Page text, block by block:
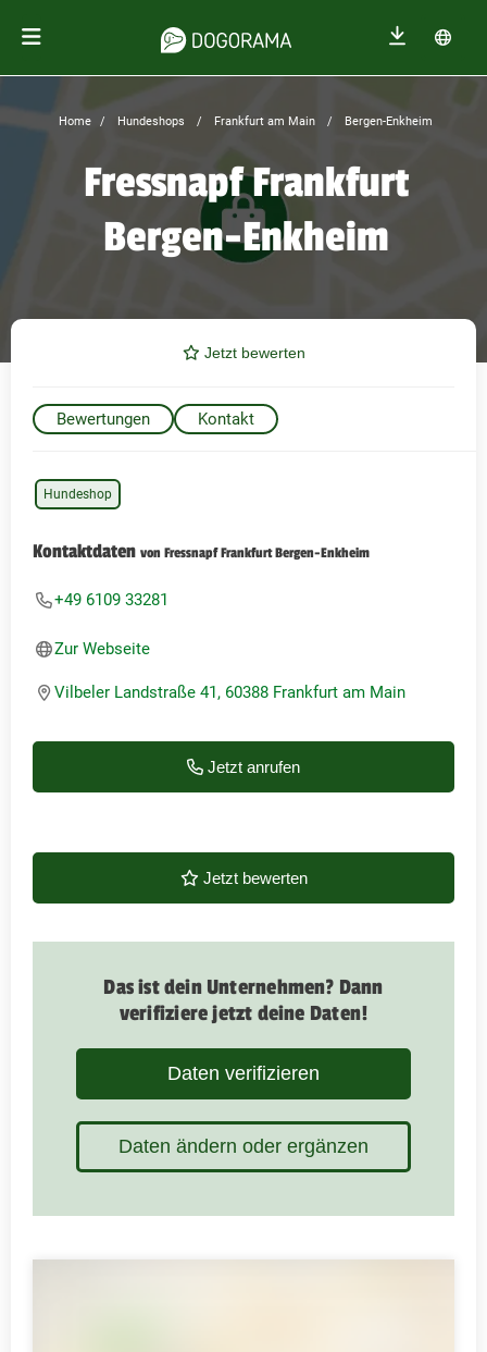
Home Hundeshops Frankfurt am Main Bergen-Enkheim
Fressnapf Frankfurt
Bergen-Enkheim
Jetzt bewerten
Bewertungen Kontakt
Hundeshop
Kontaktdaten von Fressnapf Frankfurt Bergen-Enkheim
+49 6109 33281
Zur Webseite
Vilbeler Landstraße 41, 60388 Frankfurt am Main
Jetzt anrufen
Jetzt bewerten
Das ist dein Unternehmen? Dann
verifiziere jetzt deine Daten!
Daten verifizieren
Daten ändern oder ergänzen